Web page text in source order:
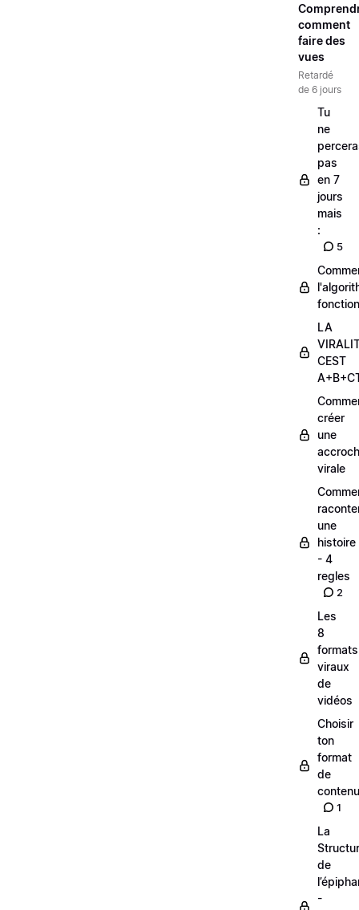
comment
faire des
vues
Retardé
de 6 jours
Tu
ne
pas
en 7
jours
mais
:
5
LA
CEST
créer
une
virale
une
histoire
- 4
regles
2
Les
8
formats
viraux
de
vidéos
Choisir
ton
format
de
contenu
1
La
de
-